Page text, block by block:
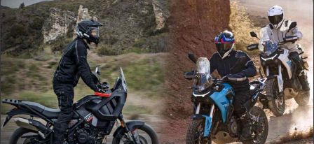
email